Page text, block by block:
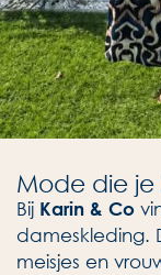
Mode die je
Bij Karin & Co
dameskleding.
meisjes en